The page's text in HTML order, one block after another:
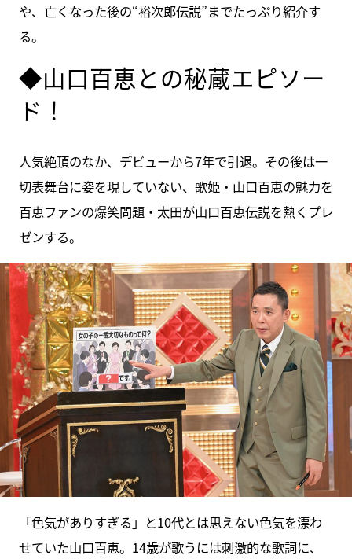
や、亡くなった後の“裕次郎伝説”までたっぷり紹介す
る。
◆山口百恵との秘蔵エピソー
ド！
人気絶頂のなか、デビューから7年で引退。その後は一
切表舞台に姿を現していない、歌姫・山口百恵の魅力を
百恵ファンの爆笑問題・太田が山口百恵伝説を熱くプレ
ゼンする。
「色気がありすぎる」と10代とは思えない色気を漂わ
せていた山口百恵。14歳が歌うには刺激的な歌詞に、